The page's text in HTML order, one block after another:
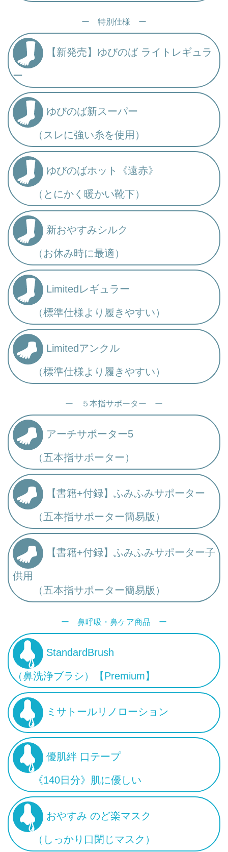
ー 特別仕様 ー
【新発売】ゆびのば ライトレギュラ
ー
ゆびのば新スーパー
（スレに強い糸を使用）
ゆびのばホット《遠赤》
（とにかく暖かい靴下）
新おやすみシルク
（お休み時に最適）
Limitedレギュラー
（標準仕様より履きやすい）
Limitedアンクル
（標準仕様より履きやすい）
ー ５本指サポーター ー
アーチサポーター5
（五本指サポーター）
【書籍+付録】ふみふみサポーター
（五本指サポーター簡易版）
【書籍+付録】ふみふみサポーター子
供用
（五本指サポーター簡易版）
ー 鼻呼吸・鼻ケア商品 ー
StandardBrush
（鼻洗浄ブラシ）【Premium】
ミサトールリノローション
優肌絆 口テープ
《140日分》肌に優しい
おやすみ のど楽マスク
（しっかり口閉じマスク）